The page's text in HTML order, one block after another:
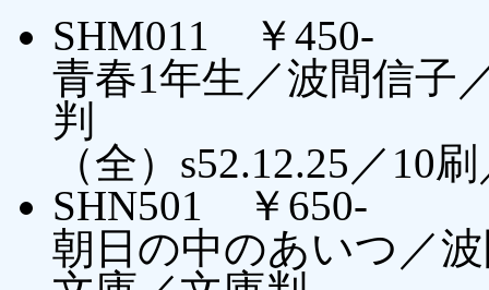
SHM011 ￥450-
青春1年生／波間信子
判
（全）s52.12.25／10
SHN501 ￥650-
朝日の中のあいつ／